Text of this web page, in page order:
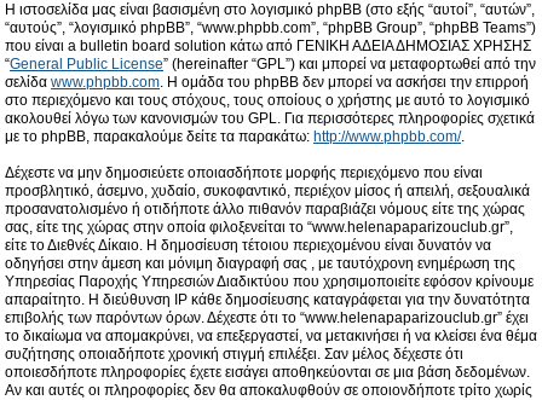
Η ιστοσελίδα μας είναι βασισμένη στο λογισμικό phpBB (στο εξής “αυτοί”, “αυτών”,
“αυτούς”, “λογισμικό phpBB”, “www.phpbb.com”, “phpBB Group”, “phpBB Teams”)
που είναι a bulletin board solution κάτω από ΓΕΝΙΚΗ ΑΔΕΙΑ ΔΗΜΟΣΙΑΣ ΧΡΗΣΗΣ
“General Public License” (hereinafter “GPL”) και μπορεί να μεταφορτωθεί από την
σελίδα www.phpbb.com. Η ομάδα του phpBB δεν μπορεί να ασκήσει την επιρροή
στο περιεχόμενο και τους στόχους, τους οποίους ο χρήστης με αυτό το λογισμικό
ακολουθεί λόγω των κανονισμών του GPL. Για περισσότερες πληροφορίες σχετικά
με το phpBB, παρακαλούμε δείτε τα παρακάτω: http://www.phpbb.com/.
Δέχεστε να μην δημοσιεύετε οποιασδήποτε μορφής περιεχόμενο που είναι
προσβλητικό, άσεμνο, χυδαίο, συκοφαντικό, περιέχον μίσος ή απειλή, σεξουαλικά
προσανατολισμένο ή οτιδήποτε άλλο πιθανόν παραβιάζει νόμους είτε της χώρας
σας, είτε της χώρας στην οποία φιλοξενείται το “www.helenapaparizouclub.gr”,
είτε το Διεθνές Δίκαιο. Η δημοσίευση τέτοιου περιεχομένου είναι δυνατόν να
οδηγήσει στην άμεση και μόνιμη διαγραφή σας , με ταυτόχρονη ενημέρωση της
Υπηρεσίας Παροχής Υπηρεσιών Διαδικτύου που χρησιμοποιείτε εφόσον κρίνουμε
απαραίτητο. Η διεύθυνση IP κάθε δημοσίευσης καταγράφεται για την δυνατότητα
επιβολής των παρόντων όρων. Δέχεστε ότι το “www.helenapaparizouclub.gr” έχει
το δικαίωμα να απομακρύνει, να επεξεργαστεί, να μετακινήσει ή να κλείσει ένα θέμα
συζήτησης οποιαδήποτε χρονική στιγμή επιλέξει. Σαν μέλος δέχεστε ότι
οποιεσδήποτε πληροφορίες έχετε εισάγει αποθηκεύονται σε μια βάση δεδομένων.
Αν και αυτές οι πληροφορίες δεν θα αποκαλυφθούν σε οποιονδήποτε τρίτο χωρίς